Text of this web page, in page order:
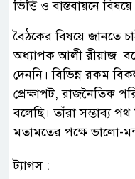
ভিত্তি ও বাস্তবায়নে
বৈঠকের বিষয়ে জানতে
অধ্যাপক আলী রীয়াজ
দেননি। বিভিন্ন রকম
প্রেক্ষাপট, রাজনৈতিক
বলেছি। তাঁরা সম্ভাব্য
মতামতের পক্ষে ভালো-
ট্যাগস :